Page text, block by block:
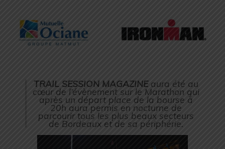
TRAIL SESSION MAGAZINEaura été au
cœur de l’évènement sur le Marathon qui
après un départ place de la bourse à
20h aura permis en nocturne de
parcourir tous les plus beaux secteurs
de Bordeaux et de sa périphérie.